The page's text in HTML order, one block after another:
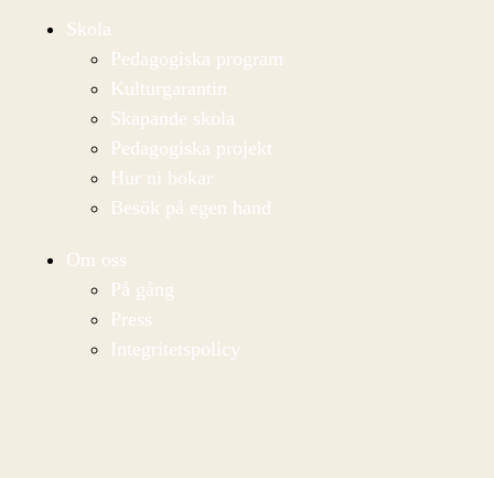
Skola
Pedagogiska program
Kulturgarantin
Skapande skola
Pedagogiska projekt
Hur ni bokar
Besök på egen hand
Om oss
På gång
Press
Integritetspolicy